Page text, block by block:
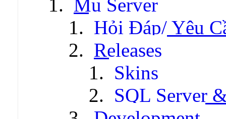
Mu Server
Hỏi Đáp/ Yêu
Releases
Skins
SQL Server